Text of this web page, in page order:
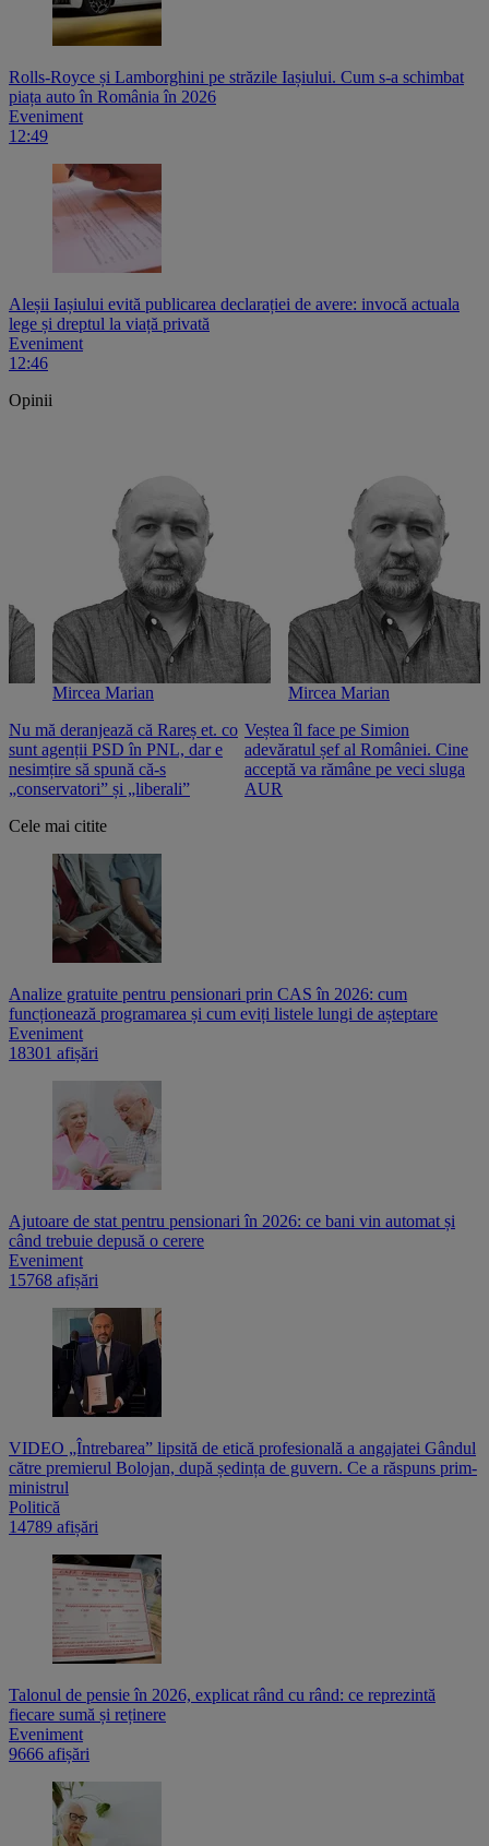
Rolls-Royce și Lamborghini pe străzile Iașiului. Cum s-a schimbat
piața auto în România în 2026
Eveniment
12:49
Aleșii Iașiului evită publicarea declarației de avere: invocă actuala
lege și dreptul la viață privată
Eveniment
12:46
Opinii
Mircea Marian
Nu mă deranjează că Rareș et. co
sunt agenții PSD în PNL, dar e
nesimțire să spună că-s
„conservatori” și „liberali”
Mircea Marian
Veștea îl face pe Simion
adevăratul șef al României. Cine
acceptă va rămâne pe veci sluga
AUR
Cele mai citite
Analize gratuite pentru pensionari prin CAS în 2026: cum
funcționează programarea și cum eviți listele lungi de așteptare
Eveniment
18301 afișări
Ajutoare de stat pentru pensionari în 2026: ce bani vin automat și
când trebuie depusă o cerere
Eveniment
15768 afișări
VIDEO „Întrebarea” lipsită de etică profesională a angajatei Gândul
către premierul Bolojan, după ședința de guvern. Ce a răspuns prim-
ministrul
Politică
14789 afișări
Talonul de pensie în 2026, explicat rând cu rând: ce reprezintă
fiecare sumă și reținere
Eveniment
9666 afișări